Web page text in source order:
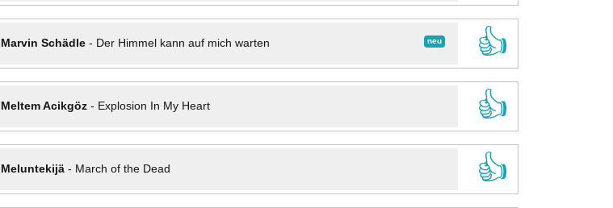
neu
Marvin Schädle- Der Himmel kann auf mich warten
👍
Meltem Acikgöz- Explosion In My Heart
👍
Meluntekijä- March of the Dead
👍